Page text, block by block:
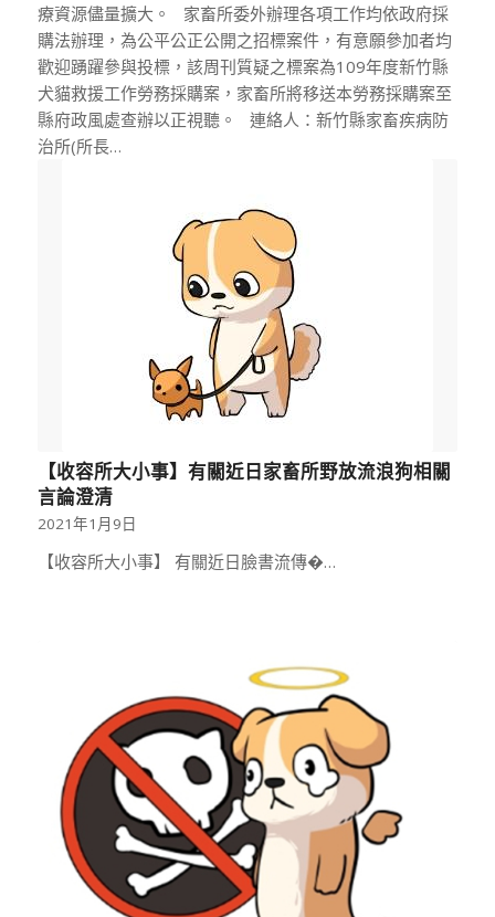
療資源儘量擴大。 家畜所委外辦理各項工作均依政府採
購法辦理，為公平公正公開之招標案件，有意願參加者均
歡迎踴躍參與投標，該周刊質疑之標案為109年度新竹縣
犬貓救援工作勞務採購案，家畜所將移送本勞務採購案至
縣府政風處查辦以正視聽。 連絡人：新竹縣家畜疾病防
治所(所長…
【收容所大小事】有關近日家畜所野放流浪狗相關
言論澄清
2021年1月9日
【收容所大小事】 有關近日臉書流傳�…